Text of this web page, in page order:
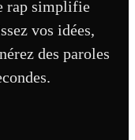
rap simplifie
vos idées,
des paroles